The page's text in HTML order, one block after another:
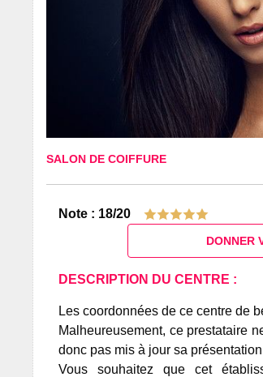
SALON DE COIFFURE
Note : 18/20
DONNER
DESCRIPTION DU CENTRE :
Les coordonnées de ce centre de
Malheureusement, ce prestataire
donc pas mis à jour sa
Vous souhaitez que cet